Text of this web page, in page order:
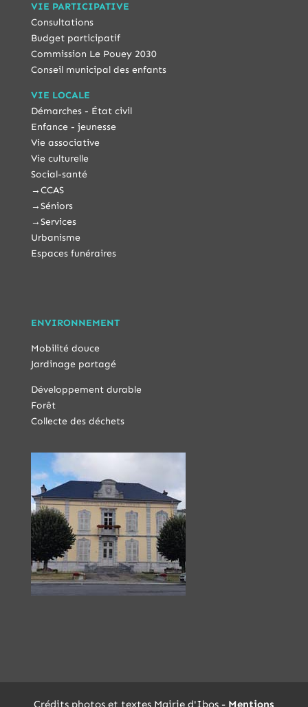
VIE PARTICIPATIVE
Consultations
Budget participatif
Commission Le Pouey 2030
Conseil municipal des enfants
VIE LOCALE
Démarches - État civil
Enfance - jeunesse
Vie associative
Vie culturelle
Social-santé
→CCAS
→Séniors
→Services
Urbanisme
Espaces funéraires
ENVIRONNEMENT
Mobilité douce
Jardinage partagé
Développement durable
Forêt
Collecte des déchets
Crédits photos et textes Mairie d'Ibos - Mentions